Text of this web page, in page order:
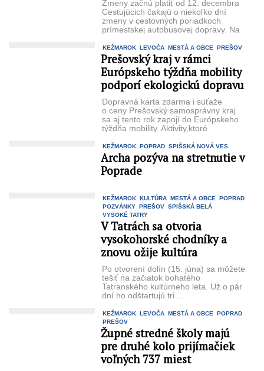
Zmeny začnú platiť od 12. decembra
Cestujúcich čakajú o niekoľko dní
zmeny v cestovných poriadkoch
prímestskej autobusovej dopravy. Na
KEŽMAROK LEVOČA MESTÁ A OBCE PREŠOV
Prešovský kraj v rámci
Európskeho týždňa mobility
podporí ekologickú dopravu
Dopravná karta zdarma i súťaže
o ceny Prešovský samosprávny kraj
sa aj tento rok zapojí do Európskeho
týždňa mobility. Aktivity,ktoré
KEŽMAROK POPRAD SPIŠSKÁ NOVÁ VES
Archa pozýva na stretnutie v
Poprade
KEŽMAROK KULTÚRA MESTÁ A OBCE
POPRAD
POZVÁNKY PREŠOV SPIŠSKÁ BELÁ
VYSOKÉ TATRY
V Tatrách sa otvoria
vysokohorské chodníky a
znovu ožije kultúra
Po otvorení dolín (15. júna) sa môžete
tešiť na začiatok bohatého
Tatranského kultúrneho leta. Už o pár
dní ho odštartujú tri ...
KEŽMAROK LEVOČA MESTÁ A OBCE
POPRAD
PREŠOV
Župné stredné školy majú
pre druhé kolo prijímačiek
voľných 737 miest